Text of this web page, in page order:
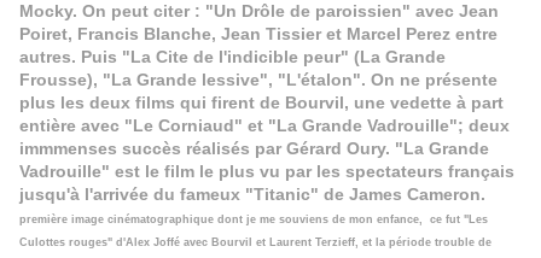
Mocky. On peut citer : "Un Drôle de paroissien" avec Jean
Poiret, Francis Blanche, Jean Tissier et Marcel Perez entre
autres. Puis "La Cite de l'indicible peur" (La Grande
Frousse), "La Grande lessive", "L'étalon". On ne présente
plus les deux films qui firent de Bourvil, une vedette à part
entière avec "Le Corniaud" et "La Grande Vadrouille"; deux
immmenses succès réalisés par Gérard Oury. "La Grande
Vadrouille" est le film le plus vu par les spectateurs français
jusqu'à l'arrivée du fameux "Titanic" de James Cameron.
première image cinématographique dont je me souviens de mon enfance, ce fut "Les
Culottes rouges" d'Alex Joffé avec Bourvil et Laurent Terzieff, et la période trouble de